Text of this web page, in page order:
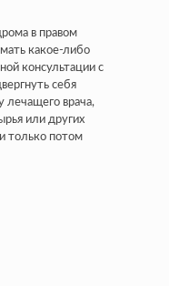
в правом
какое-либо
консультации с
себя
лечащего врача,
или других
только потом